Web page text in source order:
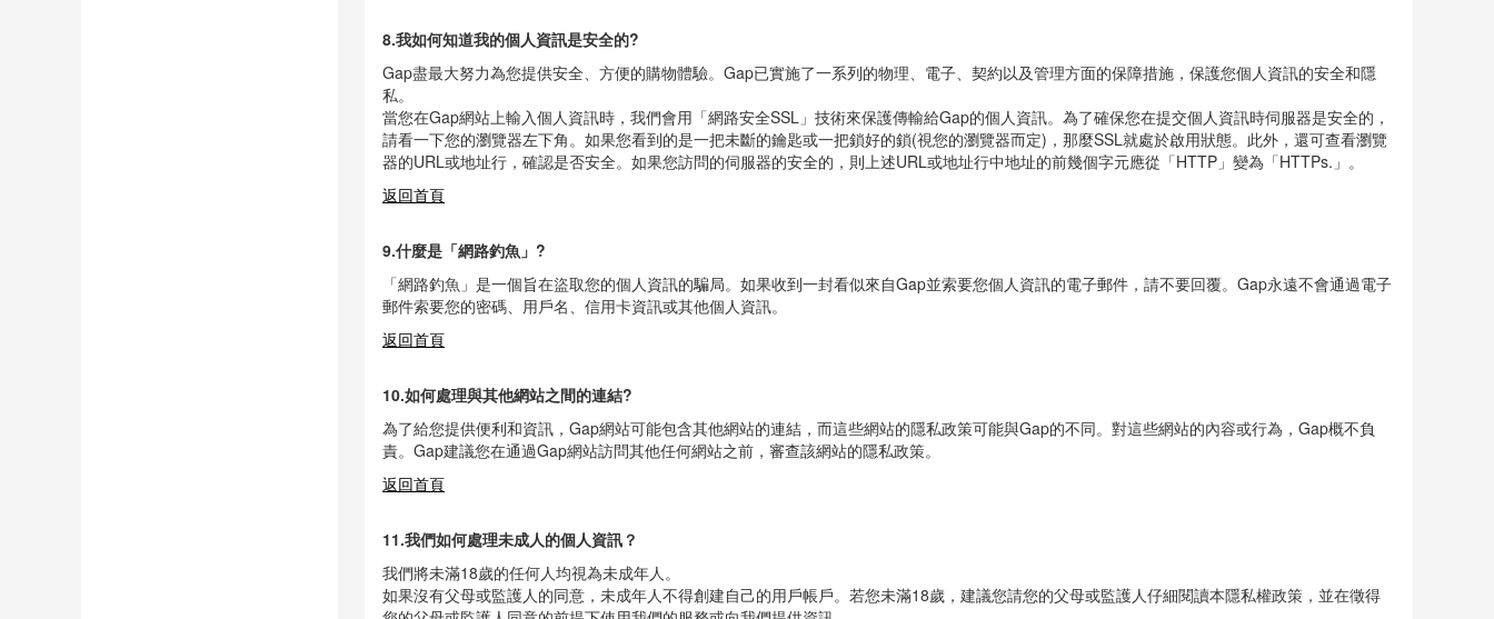
返回首頁
8.我如何知道我的個人資訊是安全的?
Gap盡最大努力為您提供安全、方便的購物體驗。Gap已實施了一系列的物理、電子、契約以及管理方面的保障措施，保護您個人資訊的安全和隱
私。
當您在Gap網站上輸入個人資訊時，我們會用「網路安全SSL」技術來保護傳輸給Gap的個人資訊。為了確保您在提交個人資訊時伺服器是安全的，
請看一下您的瀏覽器左下角。如果您看到的是一把未斷的鑰匙或一把鎖好的鎖(視您的瀏覽器而定)，那麼SSL就處於啟用狀態。此外，還可查看瀏覽
器的URL或地址行，確認是否安全。如果您訪問的伺服器的安全的，則上述URL或地址行中地址的前幾個字元應從「HTTP」變為「HTTPs.」。
返回首頁
9.什麼是「網路釣魚」?
「網路釣魚」是一個旨在盜取您的個人資訊的騙局。如果收到一封看似來自Gap並索要您個人資訊的電子郵件，請不要回覆。Gap永遠不會通過電子
郵件索要您的密碼、用戶名、信用卡資訊或其他個人資訊。
返回首頁
10.如何處理與其他網站之間的連結?
為了給您提供便利和資訊，Gap網站可能包含其他網站的連結，而這些網站的隱私政策可能與Gap的不同。對這些網站的內容或行為，Gap概不負
責。Gap建議您在通過Gap網站訪問其他任何網站之前，審查該網站的隱私政策。
返回首頁
11.我們如何處理未成人的個人資訊？